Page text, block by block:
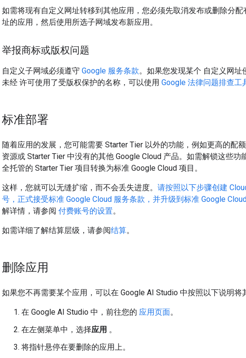
如需将现有自定义网址转移到其他应用，您必须先取消发布或删除分配
址的应用，然后使用所选子网域发布新应用。
举报商标或版权问题
自定义子网域必须遵守 Google 服务条款。如果您发现某个 自定义网址
未经 许可使用了受版权保护的名称，可以使用 Google 法律问题排查工
标准部署
随着应用的发展，您可能需要 Starter Tier 以外的功能，例如更高的配
资源或 Starter Tier 中没有的其他 Google Cloud 产品。如需解锁这些功
全托管的 Starter Tier 项目转换为标准 Google Cloud 项目。
这样，您就可以无缝扩缩，而不会丢失进度。 请按照以下步骤创建
号，正式接受标准 Google Cloud 服务条款，并升级到标准 Google Cloud
解详情，请参阅 付费账号的设置。
如需详细了解结算层级，请参阅结算。
删除应用
如果您不再需要某个应用，可以在 Google AI Studio 中按照以下说明将
在 Google AI Studio 中，前往您的 应用页面。
在左侧菜单中，选择应用 。
将指针悬停在要删除的应用上。